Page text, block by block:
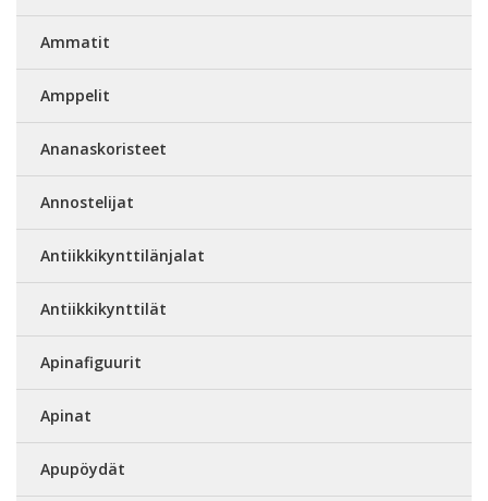
Ammatit
Amppelit
Ananaskoristeet
Annostelijat
Antiikkikynttilänjalat
Antiikkikynttilät
Apinafiguurit
Apinat
Apupöydät